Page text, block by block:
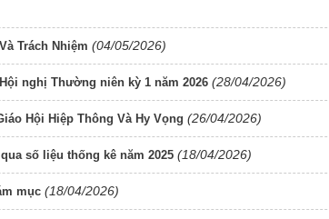
Trách Nhiệm (04/05/2026)
nghị Thường niên kỳ 1 năm 2026 (28/04/2026)
Hội Hiệp Thông Và Hy Vọng (26/04/2026)
số liệu thống kê năm 2025 (18/04/2026)
mục (18/04/2026)